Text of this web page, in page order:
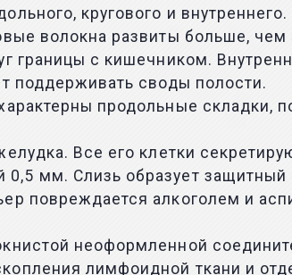
кругового и
волокна развиты больше,
границы с кишечником.
поддерживать своды полости.
продольные складки,
Все его клетки
мм. Слизь образует
повреждается алкоголем и
неоформленной
лимфоидной ткани и